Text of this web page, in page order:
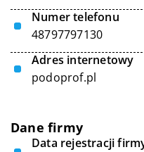
Numer telefonu
48797797130
Adres internetowy
podoprof.pl
Dane firmy
Data rejestracji